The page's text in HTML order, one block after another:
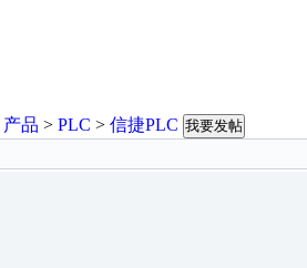
产品 > PLC > 信捷PLC 我要发帖